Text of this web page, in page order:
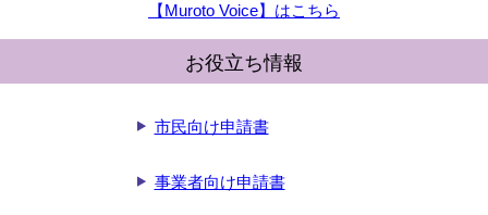
【Muroto Voice】はこちら
お役立ち情報
市民向け申請書
事業者向け申請書